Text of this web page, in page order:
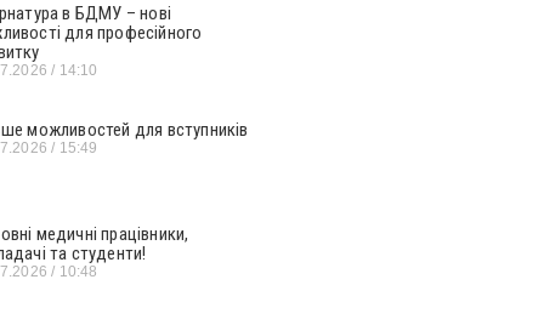
в БДМУ – нові
для професійного
14:10
можливостей для вступників
15:49
медичні працівники,
та студенти!
10:48